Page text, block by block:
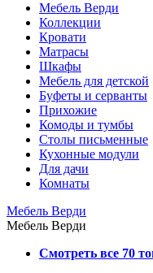
Мебель Верди
Коллекции
Кровати
Матрасы
Шкафы
Мебель для детской
Буфеты и серванты
Прихожие
Комоды и тумбы
Столы письменные
Кухонные модули
Для дачи
Комнаты
Мебель Верди
Мебель Верди
Смотреть все 70